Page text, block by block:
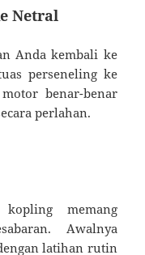
Netral
Anda kembali ke
perseneling ke
benar-benar
perlahan.
memang
Awalnya
latihan rutin